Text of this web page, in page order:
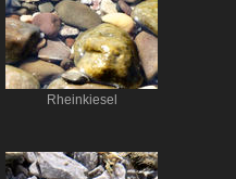
Rheinkiesel